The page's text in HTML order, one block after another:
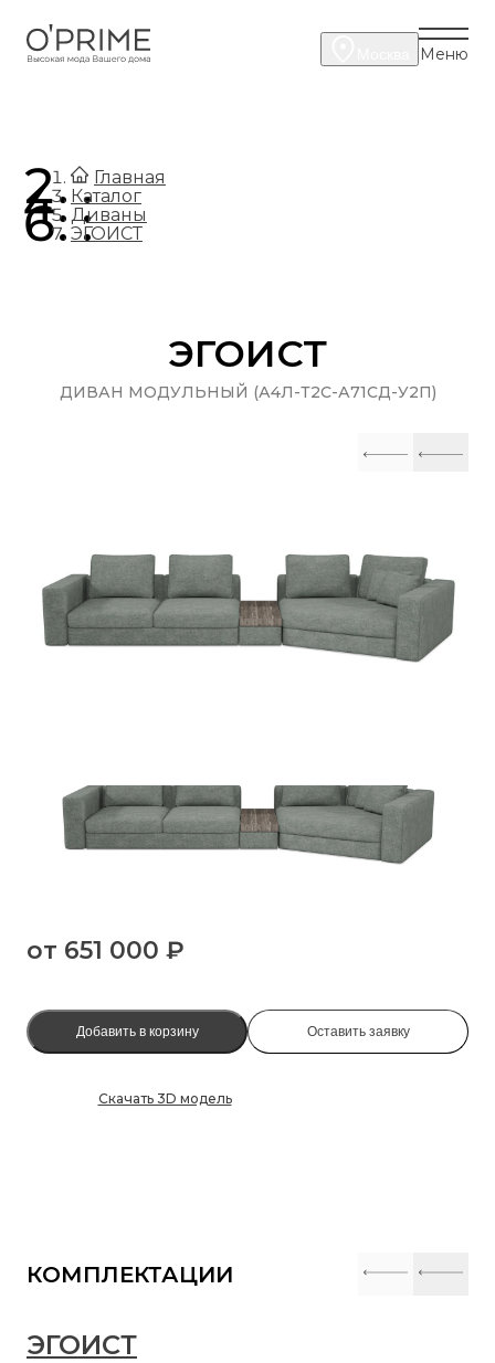
Меню
Главная
.
Каталог
.
Диваны
.
ЭГОИСТ
ЭГОИСТ
ДИВАН МОДУЛЬНЫЙ (А4Л-Т2С-А71СД-У2П)
от 651 000 ₽
Добавить в корзину Оставить заявку
Скачать 3D модель
КОМПЛЕКТАЦИИ
ЭГОИСТ